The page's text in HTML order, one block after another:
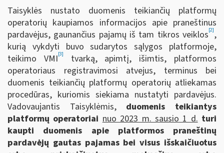
Taisyklės nustato duomenis teikiančių platformų
operatorių kaupiamos informacijos apie praneštinus
pardavėjus, gaunančius pajamų iš tam tikros veiklos[2],
kurią vykdyti buvo sudarytos sąlygos platformoje,
teikimo VMI[3]
tvarką, apimtį, išimtis, platformos
operatoriaus registravimosi atvejus, terminus bei
duomenis teikiančių platformų operatorių atliekamas
procedūras, kuriomis siekiama nustatyti pardavėjus.
Vadovaujantis Taisyklėmis, duomenis teikiantys
platformų operatoriai nuo 2023 m. sausio 1 d. turi
kaupti duomenis apie
platformos praneštinų
pardavėjų gautas pajamas bei visus išskaičiuotus